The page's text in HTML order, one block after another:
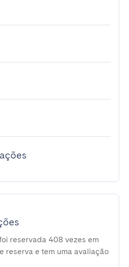
reservada 408 vezes em
reserva e tem uma avaliação